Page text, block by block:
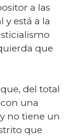
a las
está a la
que
del total
una
no tiene un
que